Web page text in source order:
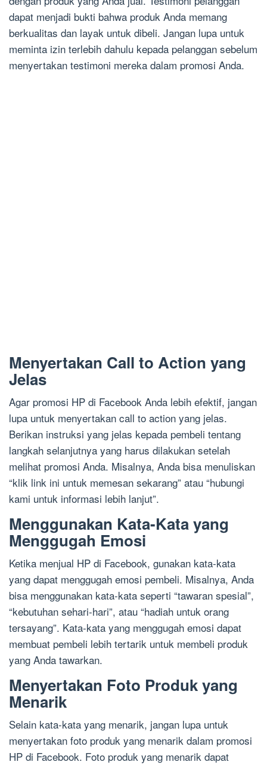
dapat menjadi bukti bahwa produk Anda memang
berkualitas dan layak untuk dibeli. Jangan lupa untuk
meminta izin terlebih dahulu kepada pelanggan sebelum
menyertakan testimoni mereka dalam promosi Anda.
Menyertakan Call to Action yang
Jelas
Agar promosi HP di Facebook Anda lebih efektif, jangan
lupa untuk menyertakan call to action yang jelas.
Berikan instruksi yang jelas kepada pembeli tentang
langkah selanjutnya yang harus dilakukan setelah
melihat promosi Anda. Misalnya, Anda bisa menuliskan
“klik link ini untuk memesan sekarang” atau “hubungi
kami untuk informasi lebih lanjut”.
Menggunakan Kata-Kata yang
Menggugah Emosi
Ketika menjual HP di Facebook, gunakan kata-kata
yang dapat menggugah emosi pembeli. Misalnya, Anda
bisa menggunakan kata-kata seperti “tawaran spesial”,
“kebutuhan sehari-hari”, atau “hadiah untuk orang
tersayang”. Kata-kata yang menggugah emosi dapat
membuat pembeli lebih tertarik untuk membeli produk
yang Anda tawarkan.
Menyertakan Foto Produk yang
Menarik
Selain kata-kata yang menarik, jangan lupa untuk
menyertakan foto produk yang menarik dalam promosi
HP di Facebook. Foto produk yang menarik dapat